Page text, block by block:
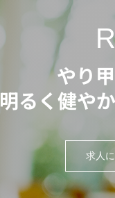
やり
明るく健や
求人